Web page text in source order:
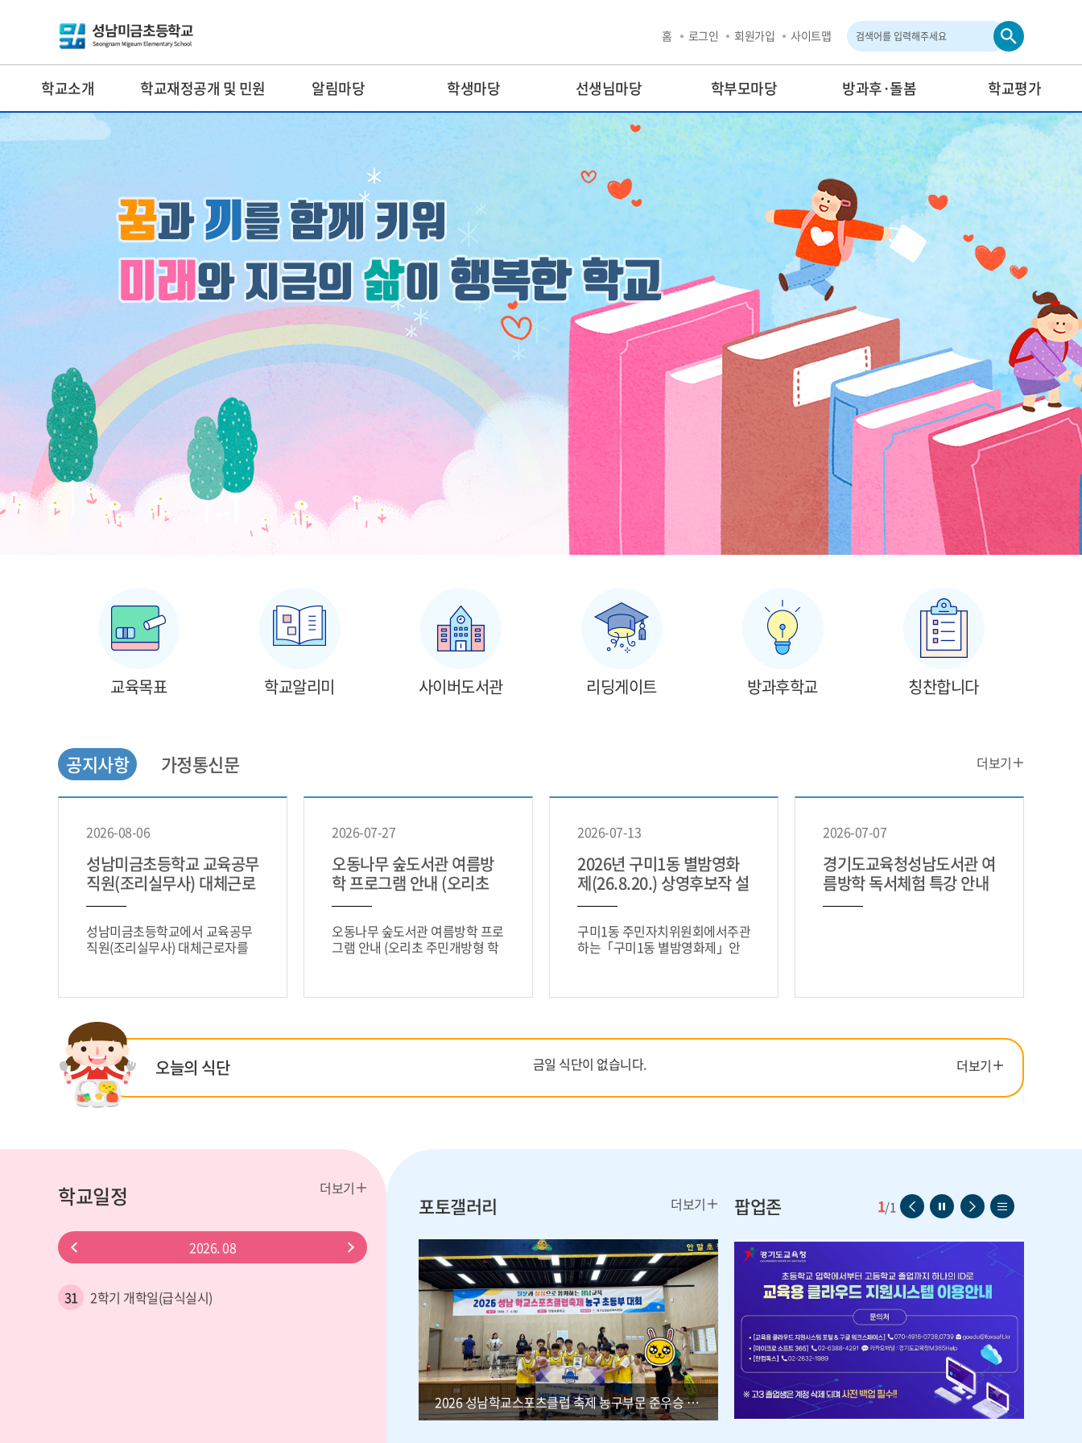
홈 로그인 회원가입 사이트맵
검
색
학교소개 학교재정공개 및 민원 알림마당 학생마당 선생님마당 학부모마당 방과후·돌봄 학교평가
교육목표 학교알리미 사이버도서관 리딩게이트 방과후학교 칭찬합니다
공지사항
2026-08-06
성남미금초등학교 교육공무
직원(조리실무사) 대체근로
자 채용 공고
성남미금초등학교에서 교육공무
직원(조리실무사) 대체근로자를
직)2. 채용인원: 1명3. 근무기간: 2
2026-07-27
오동나무 숲도서관 여름방
학 프로그램 안내 (오리초
주민개방형 학교도서관)
오동나무 숲도서관 여름방학 프로
그램 안내 (오리초 주민개방형 학
2026-07-13
2026년 구미1동 별밤영화
제(26.8.20.) 상영후보작 설
문조사 안내
구미1동 주민자치위원회에서주관
하는「구미1동 별밤영화제」안
는 문화 행사인 「구미1동 별밤영
2026-07-07
경기도교육청성남도서관 여
름방학 독서체험 특강 안내
더보기
사
가정통신문
오늘의 식단 금일 식단이 없습니다. 더보기
기
학교일정
달
2026.08
다
31 2학기 개학일(급식실시)
더보기
포토갤러리
2026 성남학교스포츠클럽 축제 농구부문 준우승 수상
더보기
보
기
팝업존 1/1
이
페
이
지
일
정
지
다
페
지
리
보